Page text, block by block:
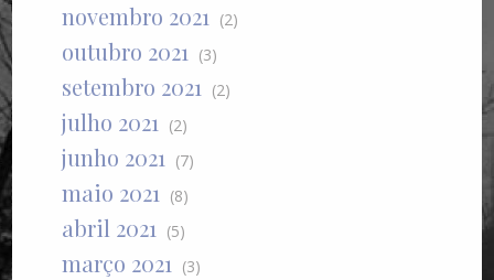
novembro 2021 (2)
outubro 2021 (3)
setembro 2021 (2)
julho 2021 (2)
junho 2021 (7)
maio 2021 (8)
abril 2021 (5)
março 2021 (3)